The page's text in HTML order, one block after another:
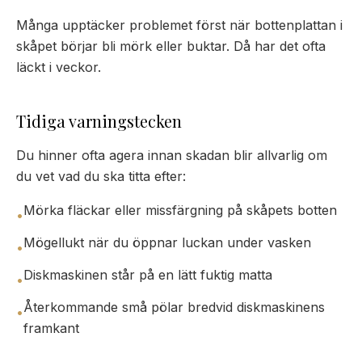
Många upptäcker problemet först när bottenplattan i
skåpet börjar bli mörk eller buktar. Då har det ofta
läckt i veckor.
Tidiga varningstecken
Du hinner ofta agera innan skadan blir allvarlig om
du vet vad du ska titta efter:
•Mörka fläckar eller missfärgning på skåpets botten
•Mögellukt när du öppnar luckan under vasken
•Diskmaskinen står på en lätt fuktig matta
•Återkommande små pölar bredvid diskmaskinens
framkant